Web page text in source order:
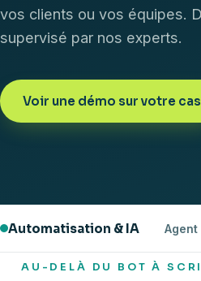
vos clients ou vos équipes.
supervisé par nos experts.
Voir une démo sur votre cas
Automatisation & IA Agent
AU-DELÀ DU BOT À